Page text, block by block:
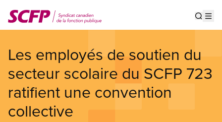
au
contenu
Les employés de soutien du
secteur scolaire du SCFP 723
ratifient une convention
collective